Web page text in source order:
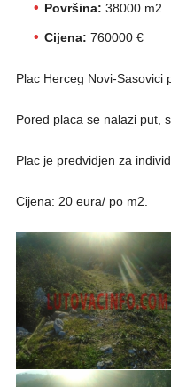
Površina: 38000 m2
Cijena: 760000 €
Plac Herceg Novi-Sasovici
Pored placa se nalazi put,
Plac je predvidjen za
Cijena: 20 eura/ po m2.